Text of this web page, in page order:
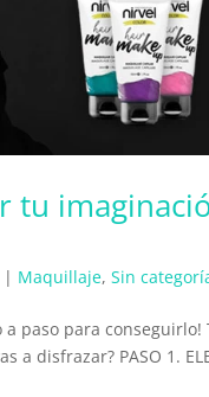
tu
| Maquillaje,Sin
a paso para
disfrazar? PASO 1.